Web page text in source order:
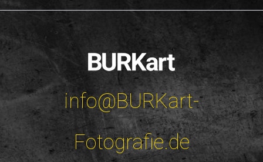
info@BURKart-
Fotografie.de